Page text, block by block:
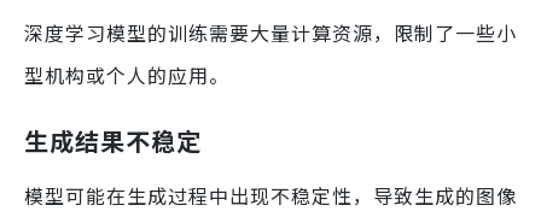
深度学习模型的训练需要大量计算资源，限制了一些小
型机构或个人的应用。
生成结果不稳定
模型可能在生成过程中出现不稳定性，导致生成的图像